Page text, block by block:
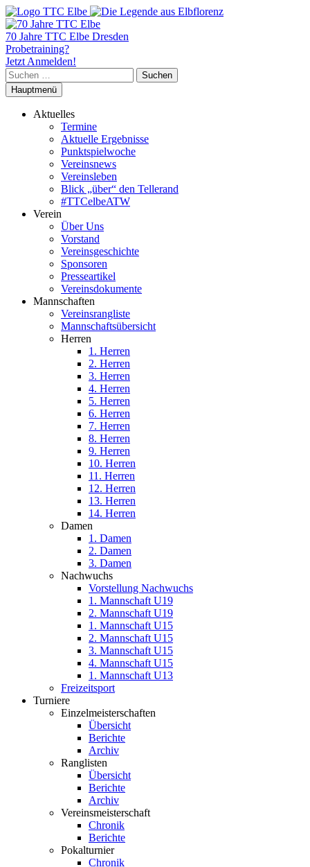
70 Jahre TTC Elbe Dresden
Probetraining?
Jetzt Anmelden!
Suchen
nach:
Hauptmenü
Aktuelles
Termine
Aktuelle Ergebnisse
Punktspielwoche
Vereinsnews
Vereinsleben
Blick „über“ den Tellerand
#TTCelbeATW
Verein
Über Uns
Vorstand
Vereinsgeschichte
Sponsoren
Presseartikel
Vereinsdokumente
Mannschaften
Vereinsrangliste
Mannschaftsübersicht
Herren
1. Herren
2. Herren
3. Herren
4. Herren
5. Herren
6. Herren
7. Herren
8. Herren
9. Herren
10. Herren
11. Herren
12. Herren
13. Herren
14. Herren
Damen
1. Damen
2. Damen
3. Damen
Nachwuchs
Vorstellung Nachwuchs
1. Mannschaft U19
2. Mannschaft U19
1. Mannschaft U15
2. Mannschaft U15
3. Mannschaft U15
4. Mannschaft U15
1. Mannschaft U13
Freizeitsport
Turniere
Einzelmeisterschaften
Übersicht
Berichte
Archiv
Ranglisten
Übersicht
Berichte
Archiv
Vereinsmeisterschaft
Chronik
Berichte
Pokalturnier
Chronik